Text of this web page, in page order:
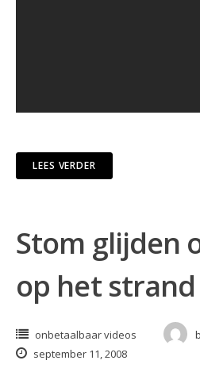
LEES VERDER
Stom glijden
op het strand
onbetaalbaar videos
september 11, 2008